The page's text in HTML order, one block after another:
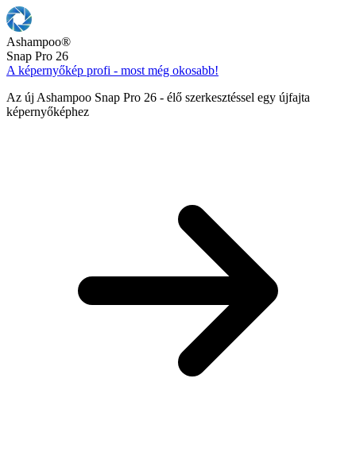
Ashampoo®
Snap Pro 26
A képernyőkép profi - most még okosabb!
Az új Ashampoo Snap Pro 26 - élő szerkesztéssel egy újfajta
képernyőképhez